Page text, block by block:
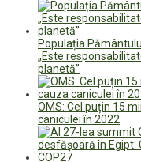
Populația
„Este
planetă”
OMS: Cel puțin 15
caniculei în 2022